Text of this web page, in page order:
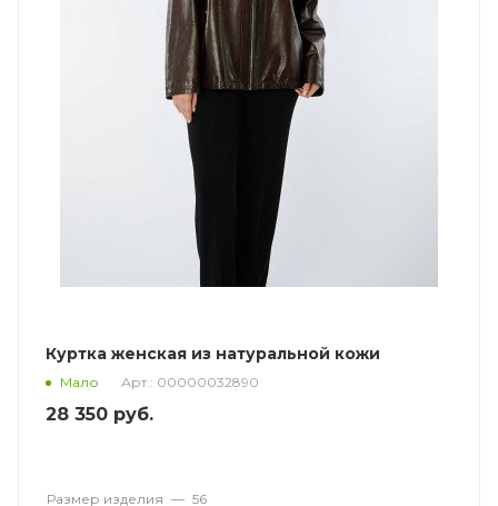
Куртка женская из натуральной кожи
Мало Арт.: 00000032890
28 350 руб.
Размер изделия — 56